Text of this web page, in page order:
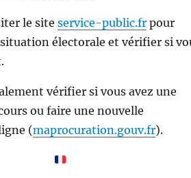
le site service-public.frpour
électorale et vérifier si
vérifier si vous avez une
ou faire une nouvelle
(maprocuration.gouv.fr).